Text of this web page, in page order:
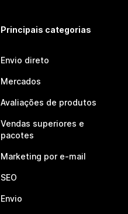
Principais categorias
Envio direto
Mercados
Avaliações de produtos
Vendas superiores e
pacotes
Marketing por e-mail
SEO
Envio